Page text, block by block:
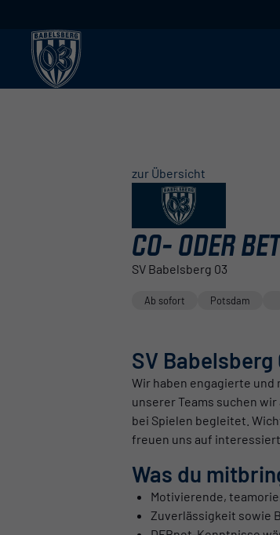
zur Übersicht
CO- ODER
SV Babelsberg 03
Ab sofort Potsdam
SV Babelsberg
Wir haben engagierte
unserer Teams suchen
bei Spielen begleitet.
freuen uns auf
Was du
Motivierende,
Zuverlässigkeit sowie